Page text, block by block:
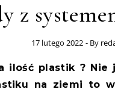
z
17 lutego 2022 - By
na ziemi to